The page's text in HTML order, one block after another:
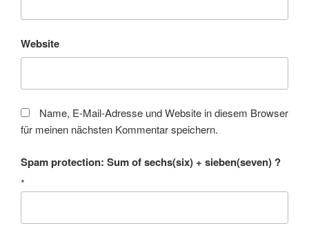
Website
Name, E-Mail-Adresse und Website in diesem Browser
für meinen nächsten Kommentar speichern.
Spam protection: Sum of sechs(six) + sieben(seven) ?
*